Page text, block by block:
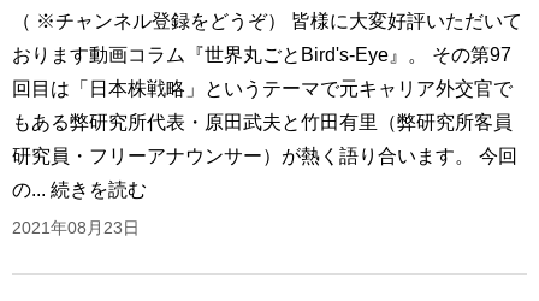
（ ※チャンネル登録をどうぞ） 皆様に大変好評いただいて
おります動画コラム『世界丸ごとBird's-Eye』。 その第97
回目は「日本株戦略」というテーマで元キャリア外交官で
もある弊研究所代表・原田武夫と竹田有里（弊研究所客員
研究員・フリーアナウンサー）が熱く語り合います。 今回
の... 続きを読む
2021年08月23日